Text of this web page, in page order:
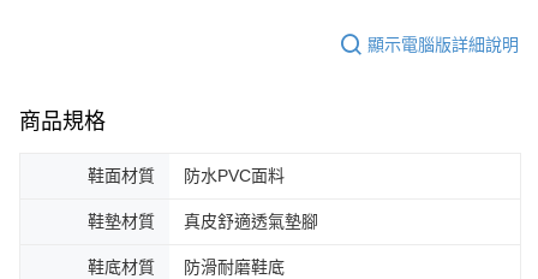
顯示電腦版詳細說明
商品規格
鞋面材質 防水PVC面料
鞋墊材質 真皮舒適透氣墊腳
鞋底材質 防滑耐磨鞋底